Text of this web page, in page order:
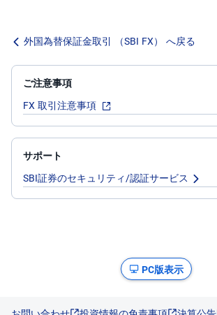
外国為替保証金取引 （SBI FX） へ戻る
ご注意事項
FX 取引注意事項
サポート
SBI証券のセキュリティ/認証サービス
PC版表示